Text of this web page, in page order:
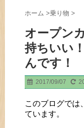
ホーム >乗り物 >
オープン
持ちいい
んです！
2017/09/07
このブログでは
ています。